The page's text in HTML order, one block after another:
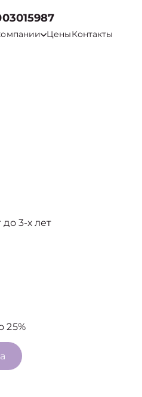
ЦеныКонтакты
3-х лет
25%